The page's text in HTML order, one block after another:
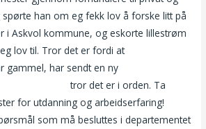
spørte han om eg fekk lov å forske litt på
i Askvol kommune, og eskorte lillestrøm
lov til. Tror det er fordi at
gammel, har sendt en ny
tror det er i orden. Ta
for utdanning og arbeidserfaring!
som må besluttes i departementet